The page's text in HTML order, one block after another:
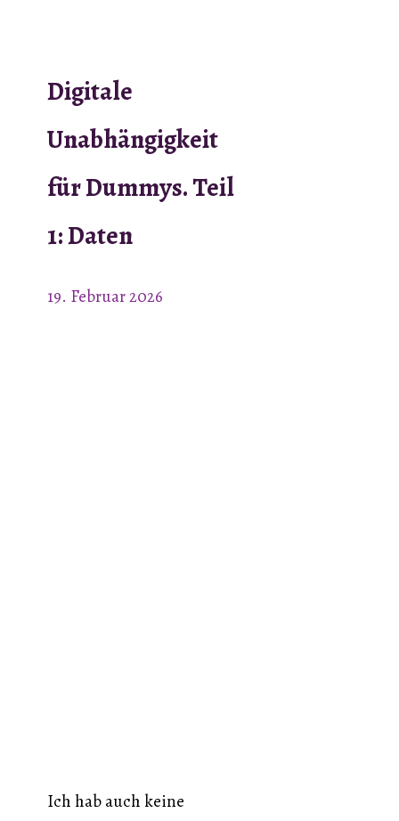
Digitale
Unabhängigkeit
für Dummys. Teil
1: Daten
19. Februar 2026
Ich hab auch keine